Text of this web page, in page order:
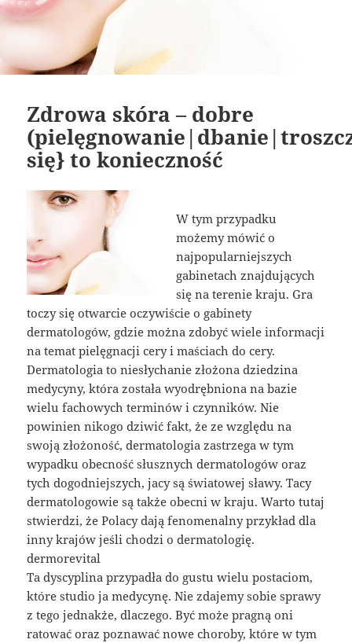
Zdrowa skóra – dobre
się} to konieczność
W tym przypadku
możemy mówić o
najpopularniejszych
gabinetach znajdujących
się na terenie kraju. Gra
toczy się otwarcie oczywiście o gabinety
dermatologów, gdzie można zdobyć wiele informacji
na temat pielęgnacji cery i maściach do cery.
Dermatologia to niesłychanie złożona dziedzina
medycyny, która została wyodrębniona na bazie
wielu fachowych terminów i czynników. Nie
powinien nikogo dziwić fakt, że ze względu na
swoją złożoność, dermatologia zastrzega w tym
wypadku obecność słusznych dermatologów oraz
tych dogodniejszych, jacy są światowej sławy. Tacy
dermatologowie są także obecni w kraju. Warto tutaj
stwierdzi, że Polacy dają fenomenalny przykład dla
inny krajów jeśli chodzi o dermatologię.
dermorevital
Ta dyscyplina przypadła do gustu wielu postaciom,
które studio ja medycynę. Nie zdajemy sobie sprawy
z tego jednakże, dlaczego. Być może pragną oni
ratować oraz poznawać nowe choroby, które w tym